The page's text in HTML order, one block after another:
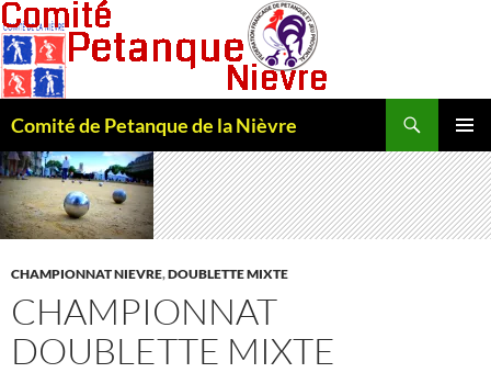
Comité de Petanque de la Nièvre
MENU
AU
CONTENU
CHAMPIONNAT NIEVRE,DOUBLETTE MIXTE
CHAMPIONNAT
DOUBLETTE MIXTE